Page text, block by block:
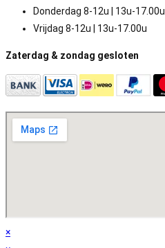
Donderdag 8-12u | 13u-17.00u
Vrijdag 8-12u | 13u-17.00u
Zaterdag & zondag gesloten
×